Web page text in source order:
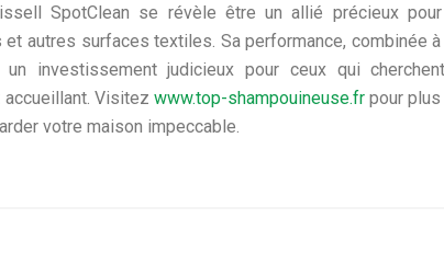
SpotClean se révèle être un allié précieux
autres surfaces textiles. Sa performance, combinée
investissement judicieux pour ceux qui
Visitez www.top-shampouineuse.frpour plus
votre maison impeccable.